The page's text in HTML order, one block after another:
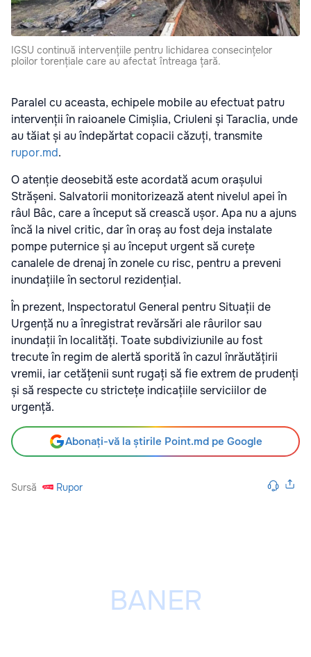
IGSU continuă intervențiile pentru lichidarea consecințelor
ploilor torențiale care au afectat întreaga țară.
Paralel cu aceasta, echipele mobile au efectuat patru
intervenții în raioanele Cimișlia, Criuleni și Taraclia, unde
au tăiat și au îndepărtat copacii căzuți, transmite
rupor.md.
O atenție deosebită este acordată acum orașului
Strășeni. Salvatorii monitorizează atent nivelul apei în
râul Bâc, care a început să crească ușor. Apa nu a ajuns
încă la nivel critic, dar în oraș au fost deja instalate
pompe puternice și au început urgent să curețe
canalele de drenaj în zonele cu risc, pentru a preveni
inundațiile în sectorul rezidențial.
În prezent, Inspectoratul General pentru Situații de
Urgență nu a înregistrat revărsări ale râurilor sau
inundații în localități. Toate subdiviziunile au fost
trecute în regim de alertă sporită în cazul înrăutățirii
vremii, iar cetățenii sunt rugați să fie extrem de prudenți
și să respecte cu strictețe indicațiile serviciilor de
urgență.
Abonați-vă la știrile Point.md pe Google
Sursă Rupor